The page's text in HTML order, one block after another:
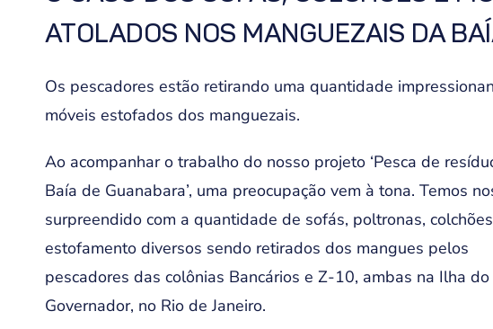
ATOLADOS NOS MANGUEZAIS DA
Os pescadores estão retirando uma quantidade
móveis estofados dos manguezais.
Ao acompanhar o trabalho do nosso projeto ‘Pesca de
Baía de Guanabara’, uma preocupação vem à tona. Temos
surpreendido com a quantidade de sofás, poltronas,
estofamento diversos sendo retirados dos mangues pelos
pescadores das colônias Bancários e Z-10, ambas na Ilha do
Governador, no Rio de Janeiro.